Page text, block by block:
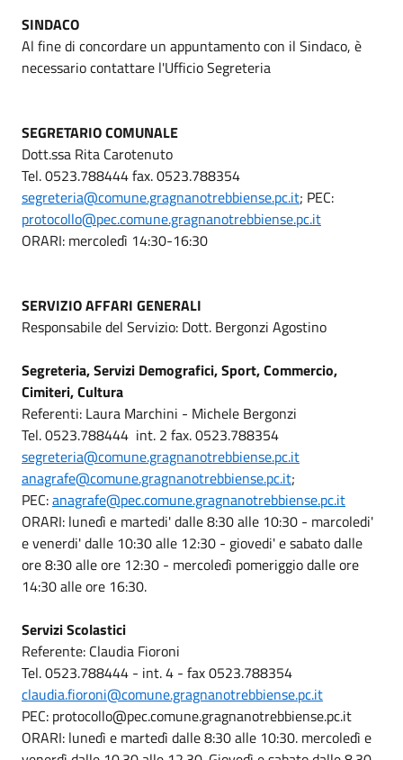
SINDACO
Al fine di concordare un appuntamento con il Sindaco, è
necessario contattare l'Ufficio Segreteria
SEGRETARIO COMUNALE
Dott.ssa Rita Carotenuto
Tel. 0523.788444 fax. 0523.788354
segreteria@comune.gragnanotrebbiense.pc.it; PEC:
protocollo@pec.comune.gragnanotrebbiense.pc.it
ORARI: mercoledì 14:30-16:30
SERVIZIO AFFARI GENERALI
Responsabile del Servizio: Dott. Bergonzi Agostino
Segreteria, Servizi Demografici, Sport, Commercio,
Cimiteri, Cultura
Referenti: Laura Marchini - Michele Bergonzi
Tel. 0523.788444 int. 2 fax. 0523.788354
segreteria@comune.gragnanotrebbiense.pc.it
anagrafe@comune.gragnanotrebbiense.pc.it;
PEC:anagrafe@pec.comune.gragnanotrebbiense.pc.it
ORARI: lunedì e martedi' dalle 8:30 alle 10:30 - marcoledi'
e venerdi' dalle 10:30 alle 12:30 - giovedi' e sabato dalle
ore 8:30 alle ore 12:30 - mercoledì pomeriggio dalle ore
14:30 alle ore 16:30.
Servizi Scolastici
Referente: Claudia Fioroni
Tel. 0523.788444 - int. 4 - fax 0523.788354
claudia.fioroni@comune.gragnanotrebbiense.pc.it
PEC: protocollo@pec.comune.gragnanotrebbiense.pc.it
ORARI: lunedì e martedì dalle 8:30 alle 10:30. mercoledì e